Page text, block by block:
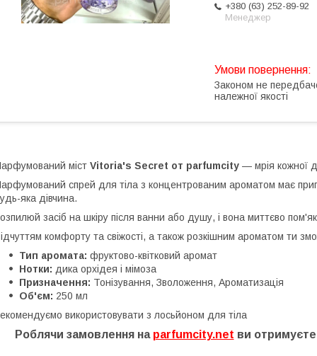
+380 (63) 252-89-92
Менеджер
Законом не
належної якості
міст Vitoria's Secret от parfumcity — мрія кожної
спрей для тіла з концентрованим ароматом має
яка дівчина.
засіб на шкіру після ванни або душу, і вона миттєво
комфорту та свіжості, а також розкішним ароматом ти
Тип аромата: фруктово-квітковий аромат
Нотки: дика орхідея і мімоза
Призначення: Тонізування, Зволоження, Ароматизація
Об'єм: 250 мл
використовувати з лосьйоном для тіла
Роблячи замовлення на parfumcity.net ви